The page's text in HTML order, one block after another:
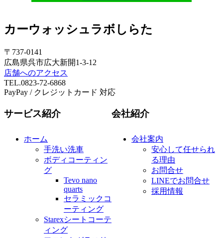
カーウォッシュラボしらた
〒737-0141
広島県呉市広大新開1-3-12
店舗へのアクセス
TEL.0823-72-6868
PayPay / クレジットカード 対応
サービス紹介
ホーム
手洗い洗車
ボディコーティン
グ
Tevo nano
quarts
セラミックコ
ーティング
Starexシートコーテ
ィング
会社紹介
会社案内
安心して任せられ
る理由
お問合せ
LINEでお問合せ
採用情報